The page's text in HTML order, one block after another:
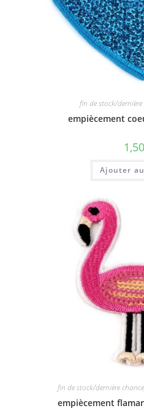
fin de stock/dernière
empiècement
1,50
Ajouter
fin de stock/dernière chance
empiècement